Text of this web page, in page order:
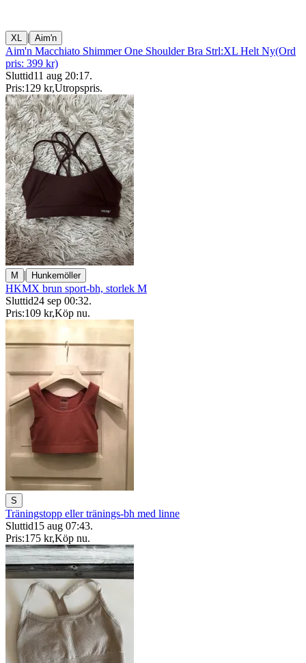
XL | Aim'n
Aim'n Macchiato Shimmer One Shoulder Bra Strl:XL Helt Ny(Ord
pris: 399 kr)
Sluttid11 aug 20:17.
Pris:129 kr,Utropspris.
M | Hunkemöller
HKMX brun sport-bh, storlek M
Sluttid24 sep 00:32.
Pris:109 kr,Köp nu.
S
Träningstopp eller tränings-bh med linne
Sluttid15 aug 07:43.
Pris:175 kr,Köp nu.